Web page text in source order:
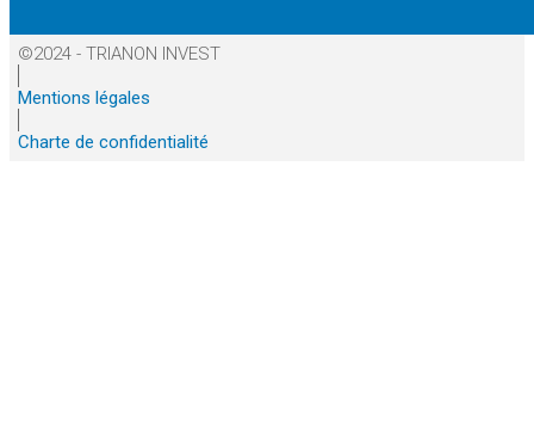
©2024 - TRIANON INVEST
Mentions légales
Charte de confidentialité